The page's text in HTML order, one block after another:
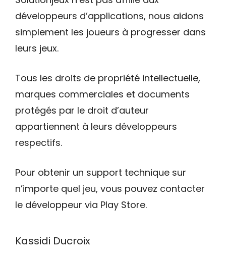
développeurs d’applications, nous aidons
simplement les joueurs à progresser dans
leurs jeux.
Tous les droits de propriété intellectuelle,
marques commerciales et documents
protégés par le droit d’auteur
appartiennent à leurs développeurs
respectifs.
Pour obtenir un support technique sur
n’importe quel jeu, vous pouvez contacter
le développeur via Play Store.
Kassidi Ducroix